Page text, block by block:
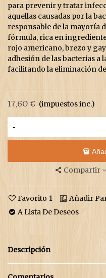
para prevenir y tratar
aquellas causadas por la
responsable de la mayoría
fórmula, rica en
rojo americano, brezo y
adhesión de las bacterias a
facilitando la eliminación
17,60 € (impuestos inc.)
-
Compartir
Favorito 1 Añadir
A Lista De Deseos
Descripción